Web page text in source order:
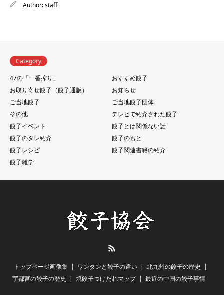
Author:staff
Category
47の「一番搾り」
おすすめ餃子
お取り寄せ餃子（餃子通販）
お知らせ
ご当地餃子
ご当地餃子団体
その他
テレビで紹介された餃子
餃子イベント
餃子とは関係ない話
餃子のタレ紹介
餃子のもと
餃子レシピ
餃子関連書籍の紹介
餃子雑学
トップページ画像集 ワンタンと餃子の違い
北九州の餃子の歴史
宇都宮の餃子の歴史
焼餃子つけだれマップ 最近の中国の餃子事情